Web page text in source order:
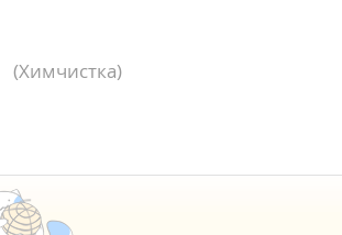
(Химчистка)